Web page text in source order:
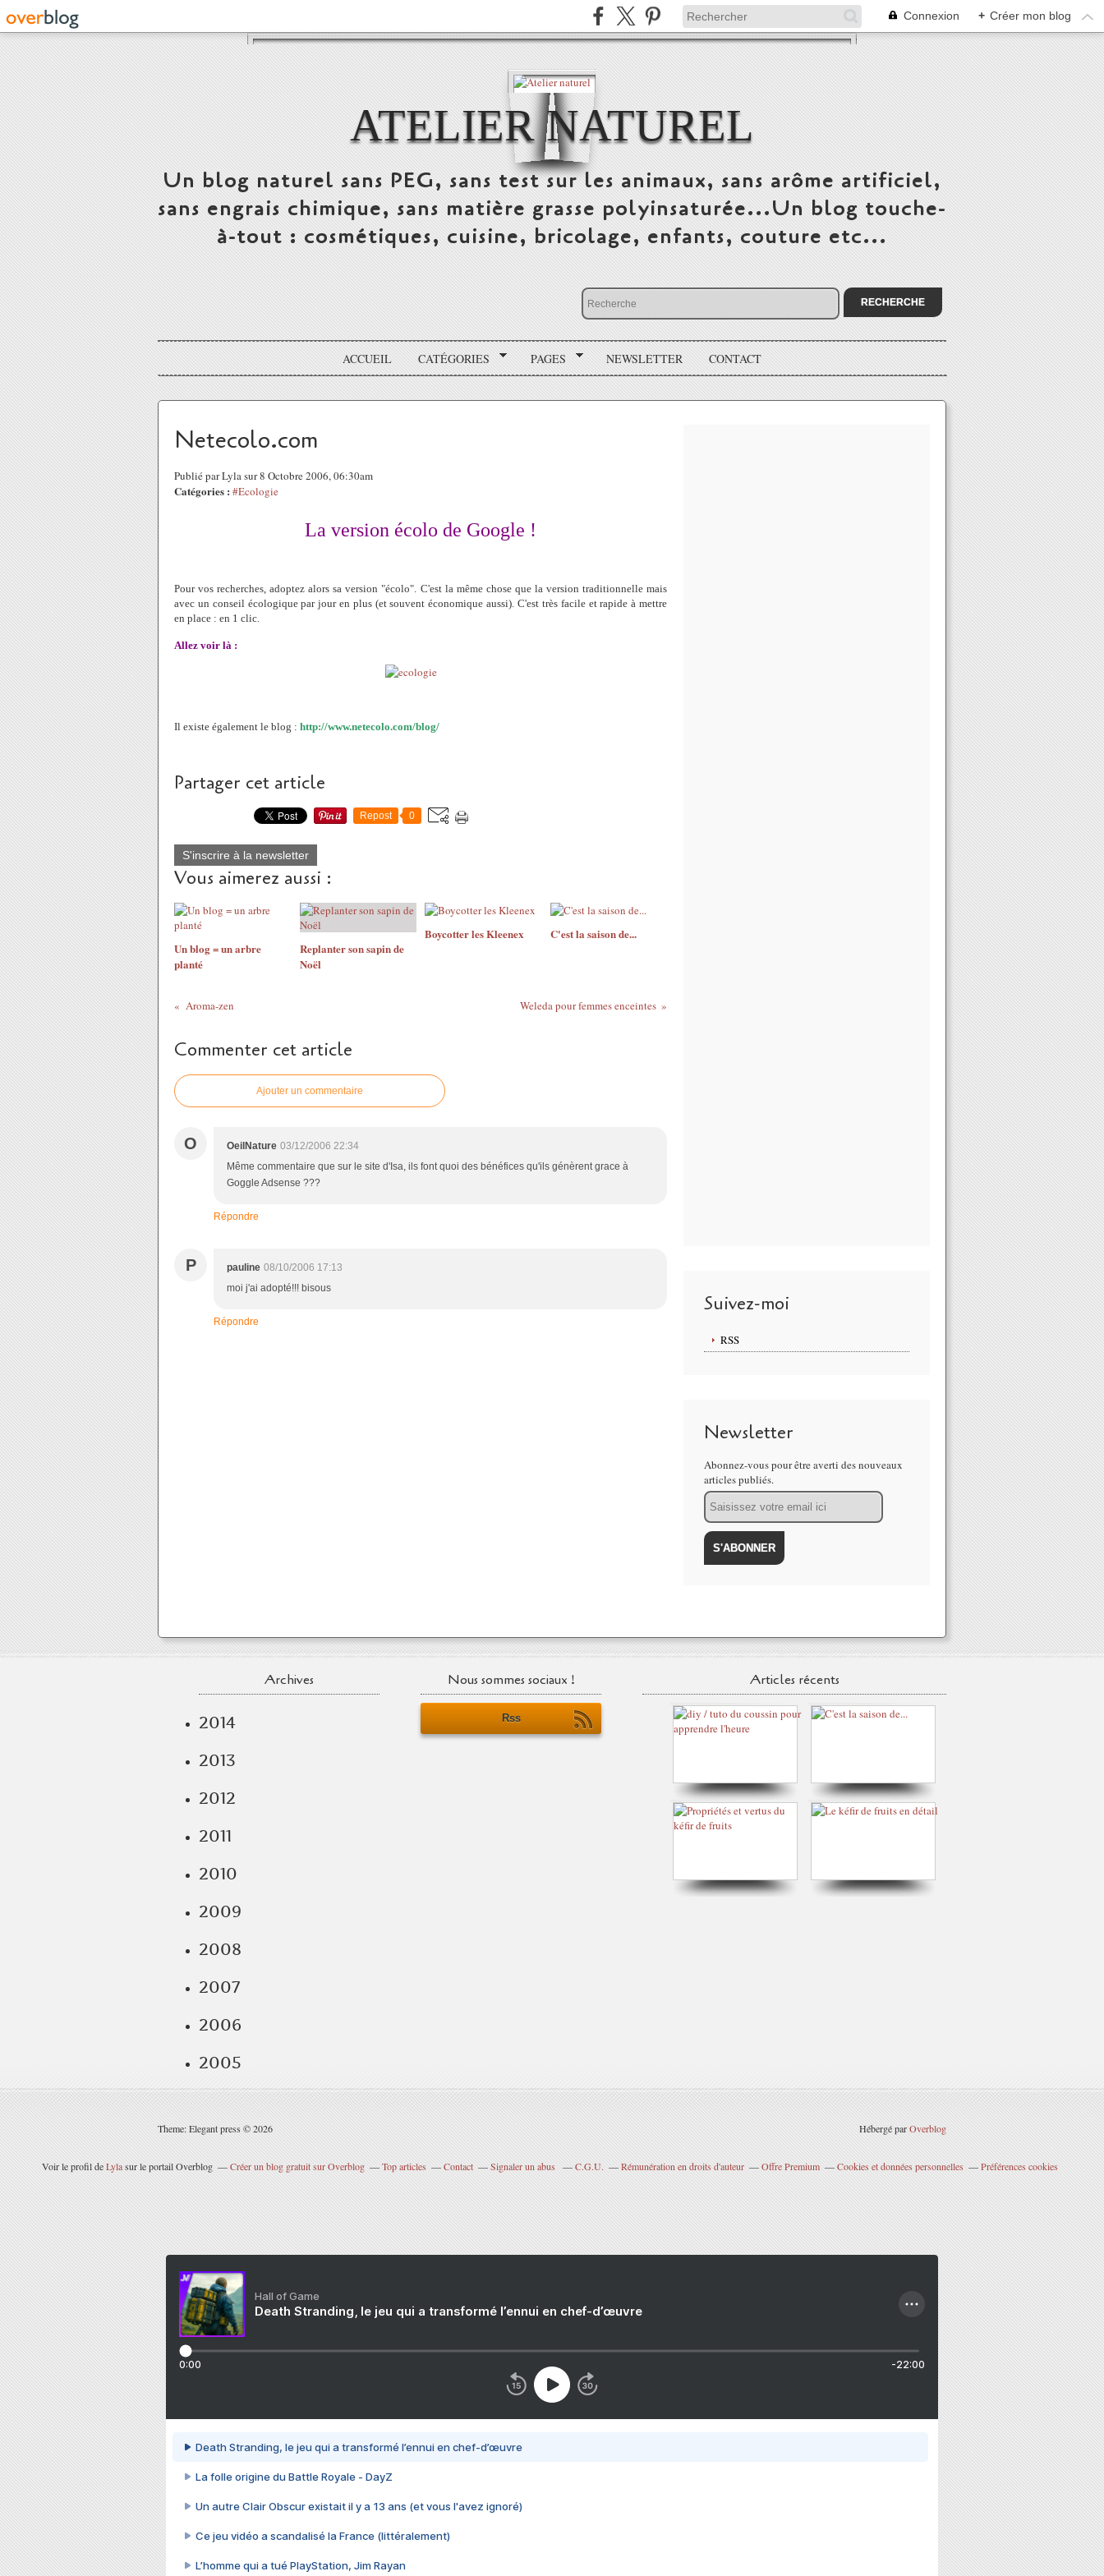
Connexion + Créer mon blog
ATELIER NATUREL
Un blog naturel sans PEG, sans test sur les animaux, sans arôme artificiel,
sans engrais chimique, sans matière grasse polyinsaturée...Un blog touche-
à-tout : cosmétiques, cuisine, bricolage, enfants, couture etc...
ACCUEIL CATÉGORIES PAGES NEWSLETTER CONTACT
Netecolo.com
Publié par Lyla sur 8 Octobre 2006, 06:30am
Catégories : #Ecologie
La version écolo de Google !
Pour vos recherches, adoptez alors sa version "écolo". C'est la même chose que la version traditionnelle mais
avec un conseil écologique par jour en plus (et souvent économique aussi). C'est très facile et rapide à mettre
en place : en 1 clic.
Allez voir là :
Il existe également le blog : http://www.netecolo.com/blog/
Partager cet article
Repost 0
S'inscrire à la newsletter
Vous aimerez aussi :
Un blog = un arbre
planté
Replanter son sapin de
Noël
Boycotter les Kleenex C'est la saison de...
Aroma-zen Weleda pour femmes enceintes
Commenter cet article
Ajouter un commentaire
O OeilNature 03/12/2006 22:34
Même commentaire que sur le site d'Isa, ils font quoi des bénéfices qu'ils génèrent grace à
Goggle Adsense ???
Répondre
P pauline 08/10/2006 17:13
moi j'ai adopté!!! bisous
Répondre
Suivez-moi
RSS
Newsletter
Abonnez-vous pour être averti des nouveaux
articles publiés.
Email
Archives
2014
2013
2012
2011
2010
2009
2008
2007
2006
2005
Nous sommes sociaux !
Rss
Articles récents
Theme: Elegant press © 2026 Hébergé parOverblog
Voir le profil deLylasur le portail Overblog Créer un blog gratuit sur Overblog Top articles Contact Signaler un abus C.G.U. Rémunération en droits d'auteur Offre Premium Cookies et données personnelles Préférences cookies
Hall of Game
Death Stranding, le jeu qui a transformé l’ennui en chef-d’œuvre
0:00 -22:00
Death Stranding, le jeu qui a transformé l’ennui en chef-d’œuvre
La folle origine du Battle Royale - DayZ
Un autre Clair Obscur existait il y a 13 ans (et vous l'avez ignoré)
Ce jeu vidéo a scandalisé la France (littéralement)
L’homme qui a tué PlayStation, Jim Rayan